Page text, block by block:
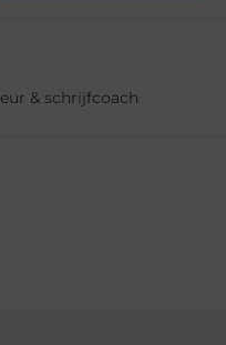
& schrijfcoach